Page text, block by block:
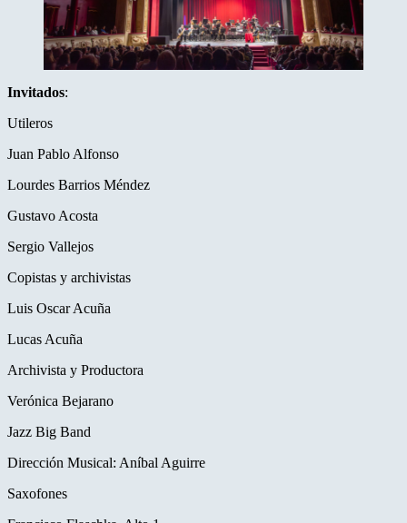
Invitados:
Utileros
Juan Pablo Alfonso
Lourdes Barrios Méndez
Gustavo Acosta
Sergio Vallejos
Copistas y archivistas
Luis Oscar Acuña
Lucas Acuña
Archivista y Productora
Verónica Bejarano
Jazz Big Band
Dirección Musical: Aníbal Aguirre
Saxofones